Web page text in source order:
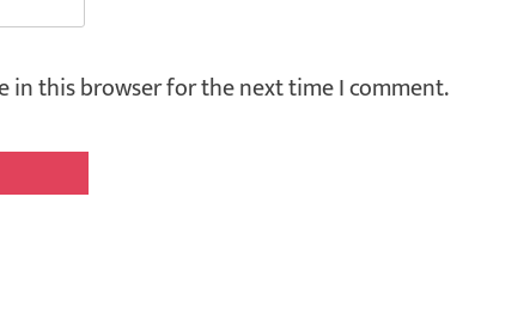
in this browser for the next time I comment.